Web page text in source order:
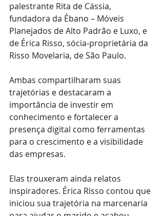
palestrante Rita de Cássia,
fundadora da Ébano – Móveis
Planejados de Alto Padrão e Luxo, e
de Érica Risso, sócia-proprietária da
Risso Movelaria, de São Paulo.
Ambas compartilharam suas
trajetórias e destacaram a
importância de investir em
conhecimento e fortalecer a
presença digital como ferramentas
para o crescimento e a visibilidade
das empresas.
Elas trouxeram ainda relatos
inspiradores. Érica Risso contou que
iniciou sua trajetória na marcenaria